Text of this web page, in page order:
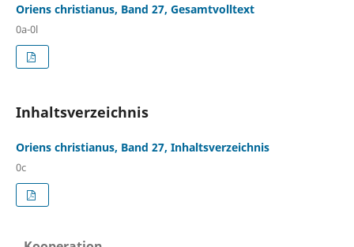
Oriens christianus, Band 27, Gesamtvolltext
0a-0l
Inhaltsverzeichnis
Oriens christianus, Band 27, Inhaltsverzeichnis
0c